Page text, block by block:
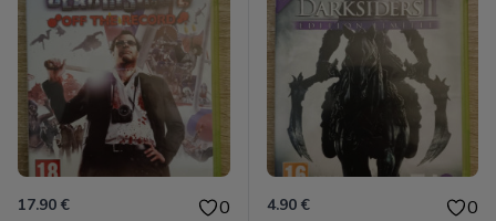
17.90 € 0 4.90 € 0